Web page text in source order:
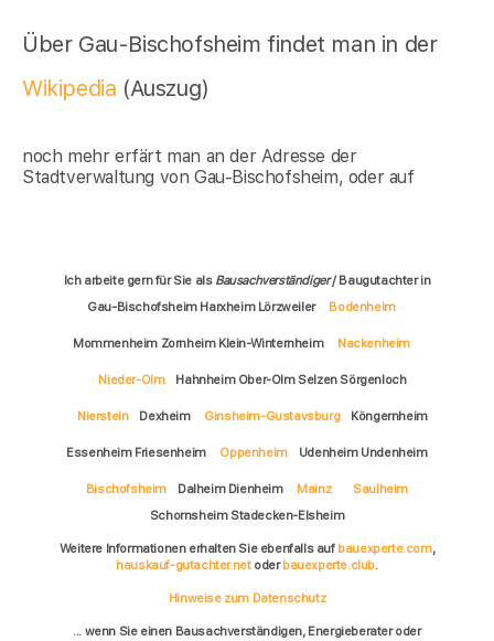
Über Gau-Bischofsheim findet man in der
Wikipedia (Auszug)
noch mehr erfärt man an der Adresse der
Stadtverwaltung von Gau-Bischofsheim, oder auf
Ich arbeite gern für Sie als Bausachverständiger/ Baugutachter in
Gau-Bischofsheim Harxheim Lörzweiler
Bodenheim
Mommenheim Zornheim Klein-Winternheim Nackenheim
Nieder-Olm Hahnheim Ober-Olm Selzen Sörgenloch
Nierstein Dexheim Ginsheim-Gustavsburg Köngernheim
Essenheim Friesenheim Oppenheim Udenheim Undenheim
Bischofsheim Dalheim Dienheim Mainz
Saulheim
Schornsheim Stadecken-Elsheim
Weitere Informationen erhalten Sie ebenfalls auf bauexperte.com,
hauskauf-gutachter.netoderbauexperte.club.
Hinweise zum Datenschutz
... wenn Sie einen Bausachverständigen, Energieberater oder